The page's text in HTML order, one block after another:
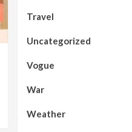
Travel
Uncategorized
Vogue
War
Weather